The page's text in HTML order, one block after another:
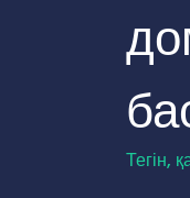
Тегін,